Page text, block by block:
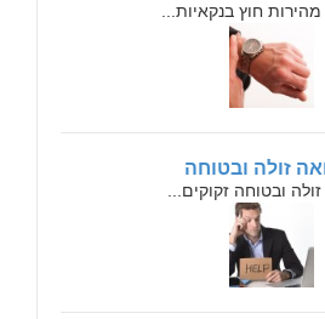
חוץ בנקאיות...
זולה ובטוחה
ובטוחה זקוקים...